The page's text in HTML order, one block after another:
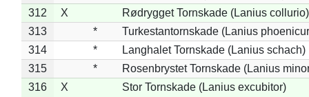
312
X
Rødrygget Tornskade (Lanius collurio)
313
*
Turkestantornskade (Lanius
314
*
Langhalet Tornskade (Lanius schach)
315
*
Rosenbrystet Tornskade (Lanius
316
X Stor Tornskade (Lanius excubitor)